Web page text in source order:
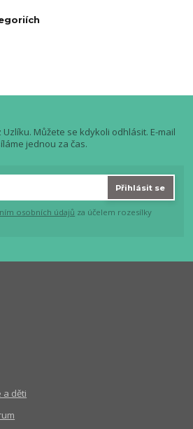
Můžete se kdykoli odhlásit. E-mail
jednou za čas.
Přihlásit se
osobních údajů za účelem rozesílky
a děti